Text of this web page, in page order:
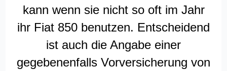
kann wenn sie nicht so oft im Jahr
ihr Fiat 850 benutzen. Entscheidend
ist auch die Angabe einer
gegebenenfalls Vorversicherung von